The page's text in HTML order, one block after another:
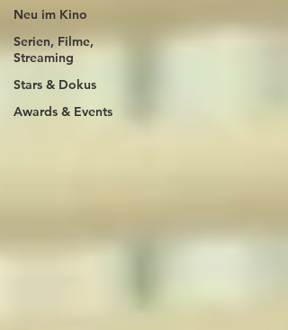
Neu im Kino
Serien, Filme,
Streaming
Stars & Dokus
Awards & Events